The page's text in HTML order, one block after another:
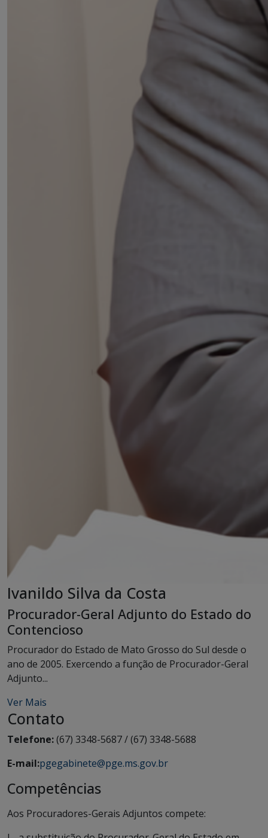
Ivanildo Silva da Costa
Procurador-Geral Adjunto do Estado do
Contencioso
Procurador do Estado de Mato Grosso do Sul desde o
ano de 2005. Exercendo a função de Procurador-Geral
Adjunto...
Ver Mais
Contato
Telefone:(67) 3348-5687 / (67) 3348-5688
E-mail:pgegabinete@pge.ms.gov.br
Competências
Aos Procuradores-Gerais Adjuntos compete: